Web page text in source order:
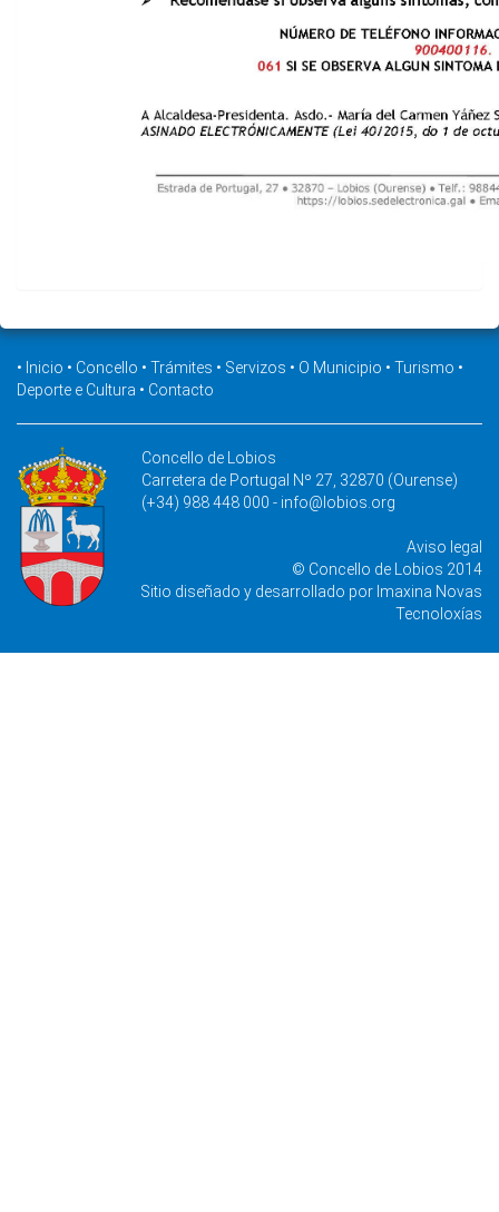
• Inicio • Concello • Trámites • Servizos • O Municipio • Turismo •
Deporte e Cultura • Contacto
Concello de Lobios
Carretera de Portugal Nº 27, 32870 (Ourense)
(+34) 988 448 000 - info@lobios.org
Aviso legal
© Concello de Lobios 2014
Sitio diseñado y desarrollado por Imaxina Novas
Tecnoloxías